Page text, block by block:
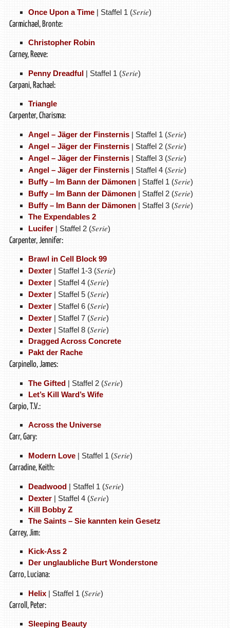
Once Upon a Time | Staffel 1 (Serie)
Carmichael, Bronte:
Christopher Robin
Carney, Reeve:
Penny Dreadful | Staffel 1 (Serie)
Carpani, Rachael:
Triangle
Carpenter, Charisma:
Angel – Jäger der Finsternis | Staffel 1 (Serie)
Angel – Jäger der Finsternis | Staffel 2 (Serie)
Angel – Jäger der Finsternis | Staffel 3 (Serie)
Angel – Jäger der Finsternis | Staffel 4 (Serie)
Buffy – Im Bann der Dämonen | Staffel 1 (Serie)
Buffy – Im Bann der Dämonen | Staffel 2 (Serie)
Buffy – Im Bann der Dämonen | Staffel 3 (Serie)
The Expendables 2
Lucifer | Staffel 2 (Serie)
Carpenter, Jennifer:
Brawl in Cell Block 99
Dexter | Staffel 1-3 (Serie)
Dexter | Staffel 4 (Serie)
Dexter | Staffel 5 (Serie)
Dexter | Staffel 6 (Serie)
Dexter | Staffel 7 (Serie)
Dexter | Staffel 8 (Serie)
Dragged Across Concrete
Pakt der Rache
Carpinello, James:
The Gifted | Staffel 2 (Serie)
Let’s Kill Ward’s Wife
Carpio, T.V.:
Across the Universe
Carr, Gary:
Modern Love | Staffel 1 (Serie)
Carradine, Keith:
Deadwood | Staffel 1 (Serie)
Dexter | Staffel 4 (Serie)
Kill Bobby Z
The Saints – Sie kannten kein Gesetz
Carrey, Jim:
Kick-Ass 2
Der unglaubliche Burt Wonderstone
Carro, Luciana:
Helix | Staffel 1 (Serie)
Carroll, Peter:
Sleeping Beauty